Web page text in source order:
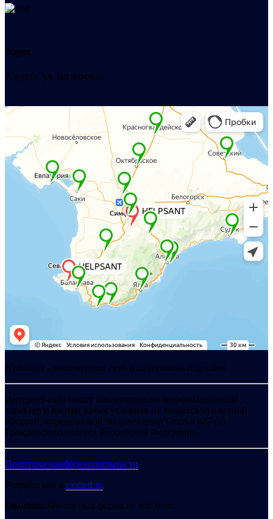
Адрес
Алушта, ул. Багликова
Хелпсант - инженерные сети и сантехника под ключ
Интернет-сайт носит исключительно информационный
характер и ни при каких условиях не является публичной
офертой, определяемой положениями Статьи 437 (2)
Гражданского кодекса Российской Федерации.
Политика конфиденциальности
Разработано в exsited.ru
Ошибка: Контактная форма не найдена.